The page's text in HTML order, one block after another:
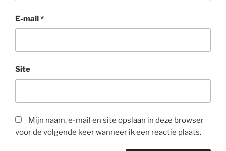
E-mail*
Site
Mijn naam, e-mail en site opslaan in deze browser
voor de volgende keer wanneer ik een reactie plaats.